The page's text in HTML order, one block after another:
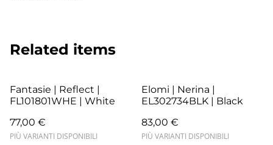
Related items
Fantasie | Reflect |
FL101801WHE | White
77,00 €
PIÙ VARIANTI DISPONIBILI
Elomi | Nerina |
EL302734BLK | Black
83,00 €
PIÙ VARIANTI DISPONIBILI